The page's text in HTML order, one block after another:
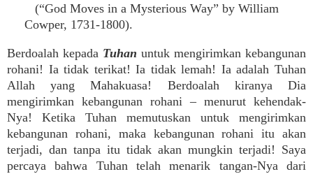
(“God Moves in a Mysterious Way” by William
Cowper, 1731-1800).
Berdoalah kepada Tuhan untuk mengirimkan kebangunan
rohani! Ia tidak terikat! Ia tidak lemah! Ia adalah Tuhan
Allah yang Mahakuasa! Berdoalah kiranya Dia
mengirimkan kebangunan rohani – menurut kehendak-
Nya! Ketika Tuhan memutuskan untuk mengirimkan
kebangunan rohani, maka kebangunan rohani itu akan
terjadi, dan tanpa itu tidak akan mungkin terjadi! Saya
percaya bahwa Tuhan telah menarik tangan-Nya dari